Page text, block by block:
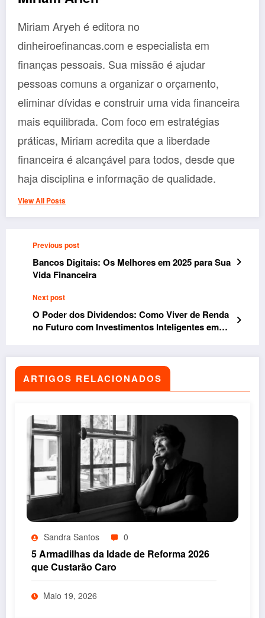
Miriam Aryeh é editora no
dinheiroefinancas.com e especialista em
finanças pessoais. Sua missão é ajudar
pessoas comuns a organizar o orçamento,
eliminar dívidas e construir uma vida financeira
mais equilibrada. Com foco em estratégias
práticas, Miriam acredita que a liberdade
financeira é alcançável para todos, desde que
haja disciplina e informação de qualidade.
View All Posts
Previous post
Bancos Digitais: Os Melhores em 2025 para Sua
Vida Financeira
Next post
O Poder dos Dividendos: Como Viver de Renda
no Futuro com Investimentos Inteligentes em
ARTIGOS RELACIONADOS
Sandra Santos 0
5 Armadilhas da Idade de Reforma 2026
que Custarão Caro
Maio 19, 2026